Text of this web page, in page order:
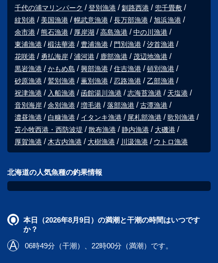
千代の浦マリンパーク
登別漁港 釧路西港
兜千畳敷
紋別港
美国漁港 幌武意漁港 長万部漁港
旭浜漁港
余市港
熊石漁港 厚岸湖 高島漁港
中の川漁港
東浦漁港
椴法華港 豊浦漁港 門別漁港
汐首漁港
花咲港
勇払海岸 浦河港 鹿部漁港
茂辺地漁港
黒岩漁港
かもめ島 興部漁港 住吉漁港
頓別漁港
砂原漁港
鷲別漁港 薫別漁港 忍路漁港
乙部漁港
祝津漁港
入船漁港 函館湯川漁港 志海苔漁港
天塩港
音別海岸
余別漁港 増毛港 落部漁港
古潭漁港
濃昼漁港
白糠漁港 イタンキ漁港 尾札部漁港
歌別漁港
苫小牧西港・西防波堤
散布漁港 静内漁港
大磯港
厚賀漁港
木古内漁港 大樹漁港 川汲漁港 ウトロ漁港
北海道の人気魚種の釣果情報
本日（2026年8月9日）の満潮と干潮の時間はいつです
か？
06時49分（干潮）、22時00分（満潮）です。